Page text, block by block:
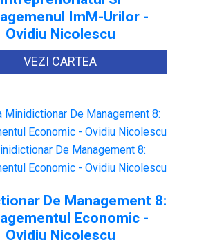
ImM-Urilor -
Ovidiu Nicolescu
VEZI CARTEA
De Management 8:
Economic -
Ovidiu Nicolescu